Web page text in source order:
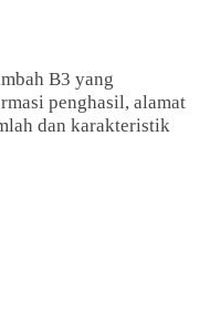
B3 yang
penghasil, alamat
dan karakteristik